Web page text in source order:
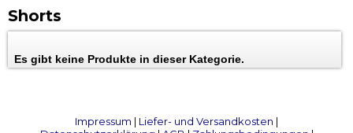
Shorts
Es gibt keine Produkte in dieser Kategorie.
Impressum | Liefer- und Versandkosten |